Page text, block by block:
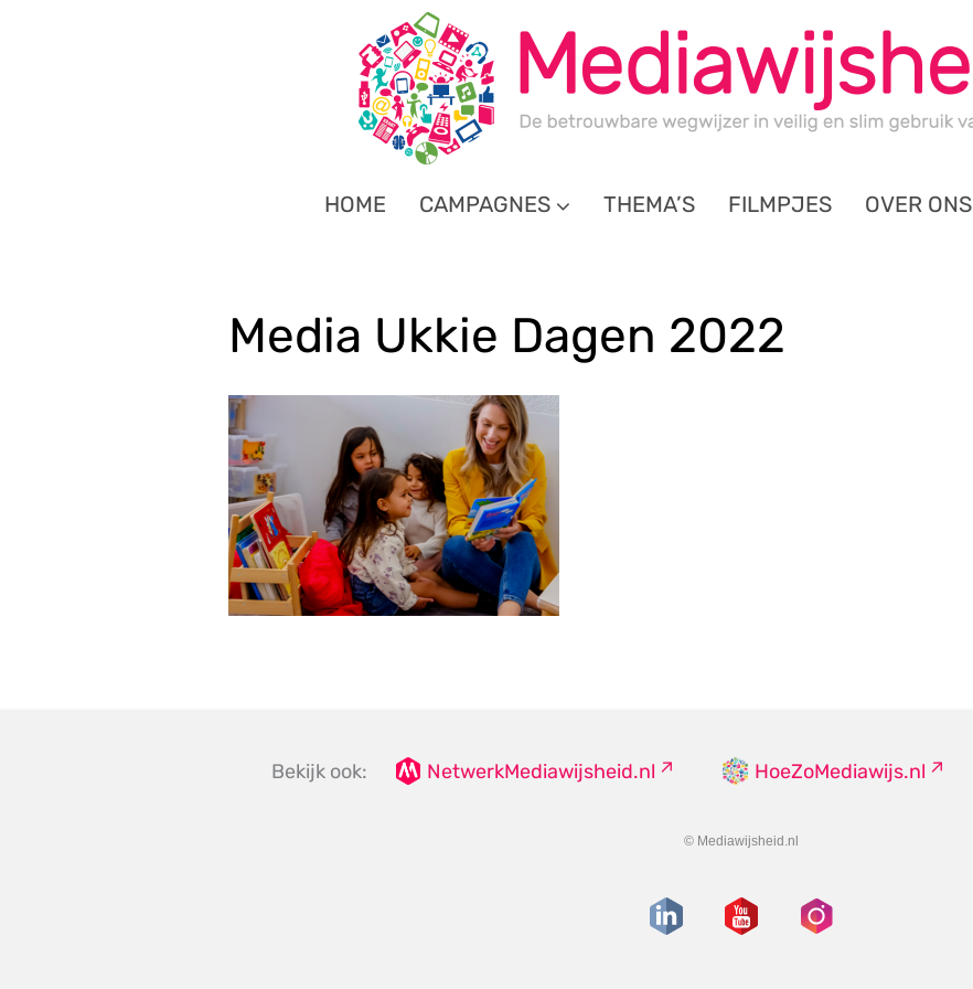
HOME CAMPAGNES THEMA’S FILMPJES OVER ONS
Media Ukkie Dagen 2022
Bekijk ook: NetwerkMediawijsheid.nl HoeZoMediawijs.nl
© Mediawijsheid.nl